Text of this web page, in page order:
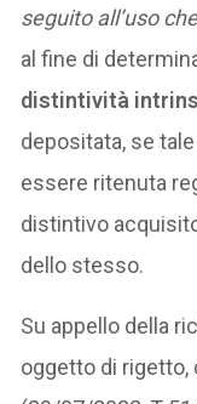
seguito all’uso
al fine di
distintività
depositata, se
essere ritenuta
distintivo
dello stesso.
Su appello della
oggetto di rigetto,